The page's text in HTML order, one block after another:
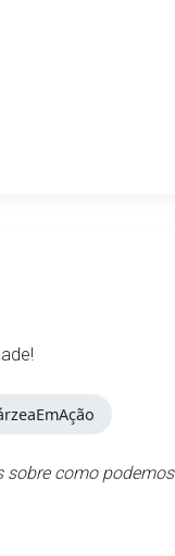
sobre como podemos